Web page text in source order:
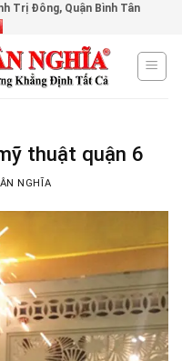
Trị Đông, Quận Bình Tân
thuật quận 6
NGHĨA